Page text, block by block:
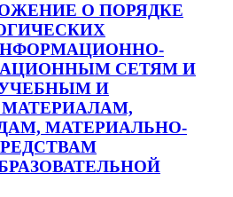
О ПОРЯДКЕ
СЕТЯМ И
И
МАТЕРИАЛЬНО-